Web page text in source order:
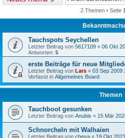
2 Themen • Seite 1
Tauchspots Seychellen
Letzter Beitrag von 5617109 « 06 Okt
Antworten: 5
erste Beiträge für neue
Letzter Beitrag von Lars « 03 Sep 2009
Verfasst in Allgemeines Board
Themen
Tauchboot gesunken
Letzter Beitrag von Anubis « 15 Mär
Schnorcheln mit Walhaien
Letzter Beitrag von cheva « 19 Okt